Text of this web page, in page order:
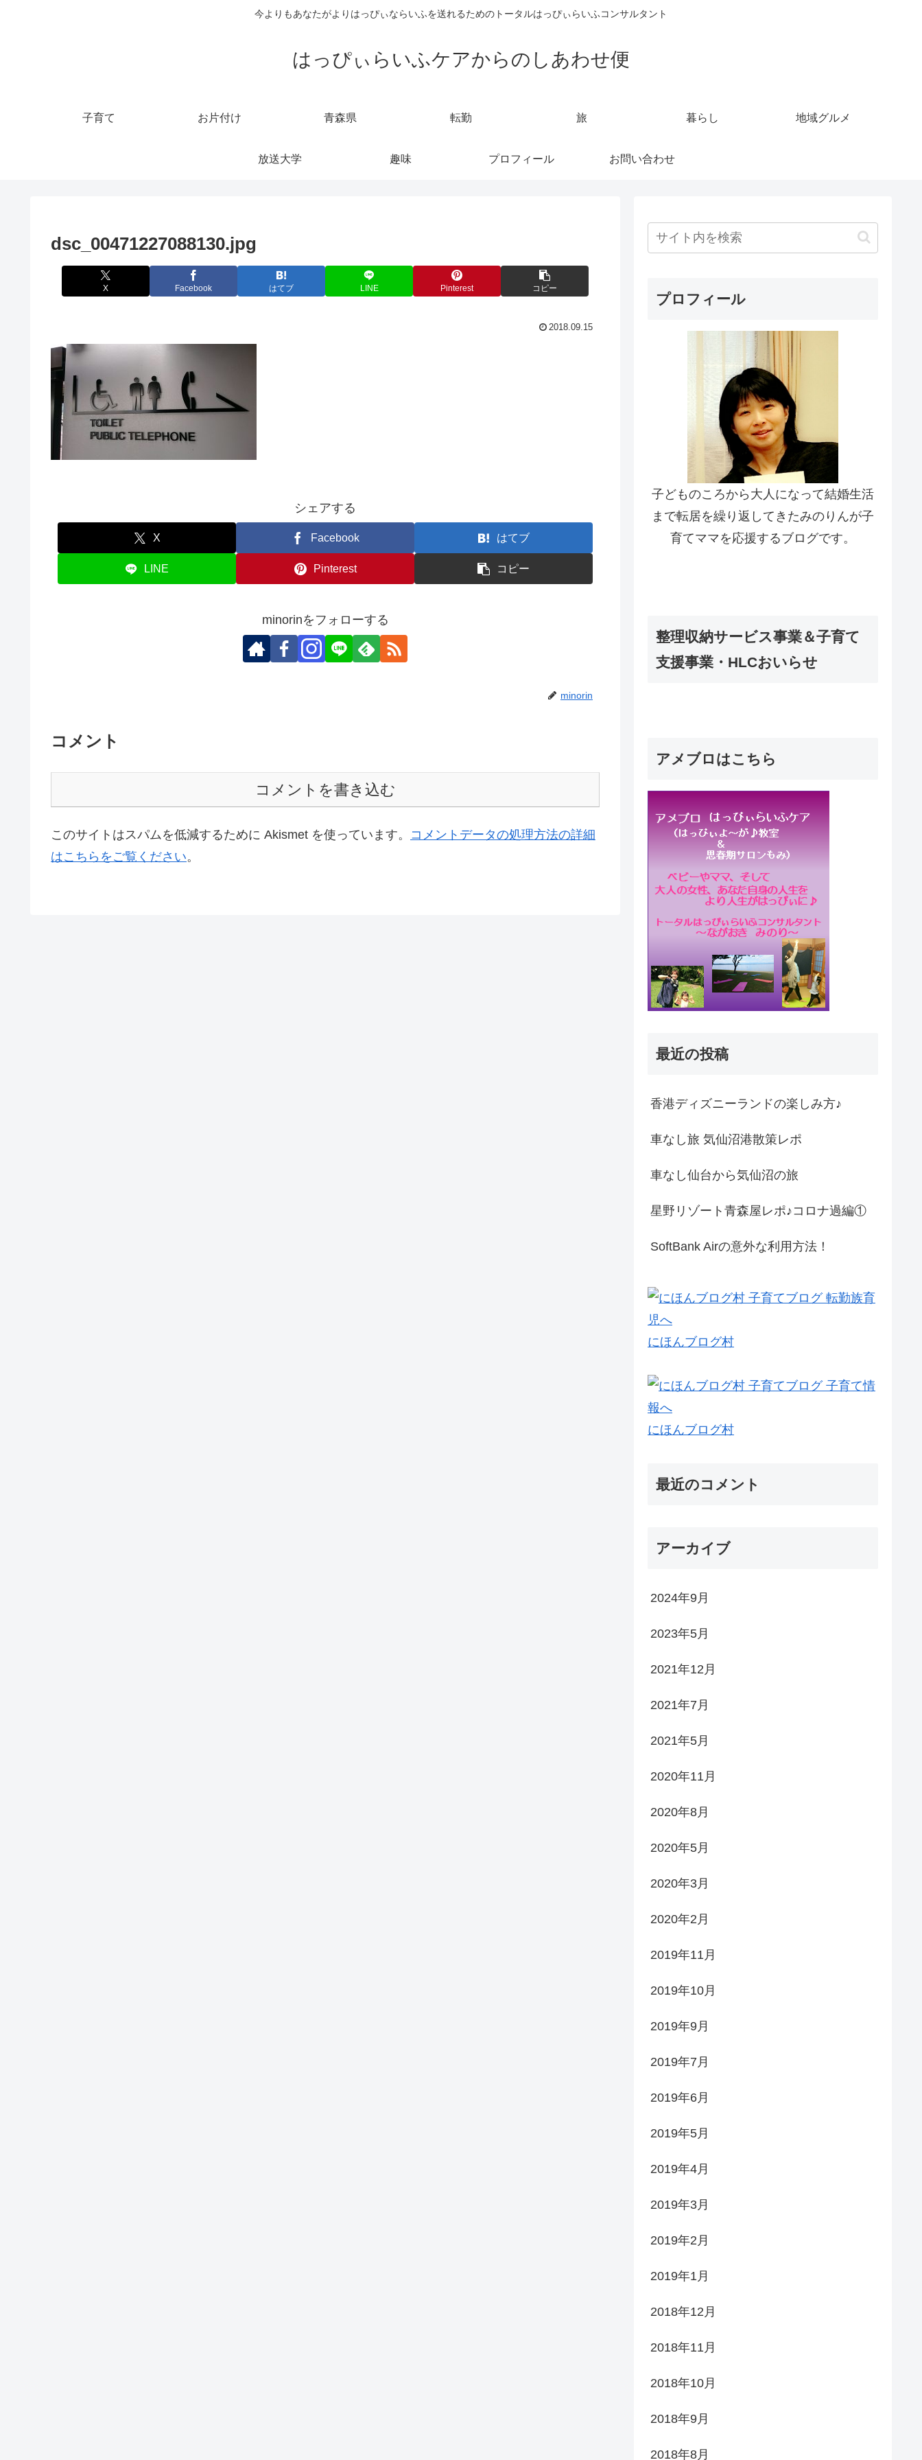
今よりもあなたがよりはっぴぃならいふを送れるためのトータルはっぴぃらいふコンサルタント
はっぴぃらいふケアからのしあわせ便
子育て お片付け 青森県 転勤 旅 暮らし 地域グルメ
放送大学 趣味 プロフィール お問い合わせ
dsc_00471227088130.jpg
X Facebook はてブ LINE Pinterest コピー
2018.09.15
シェアする
X Facebook はてブ
LINE Pinterest コピー
minorinをフォローする
minorin
コメント
コメントを書き込む
このサイトはスパムを低減するために Akismet を使っています。 コメントデータの処理方法の詳細
はこちらをご覧ください。
プロフィール
子どものころから大人になって結婚生活
まで転居を繰り返してきたみのりんが子
育てママを応援するブログです。
整理収納サービス事業＆子育て
支援事業・HLCおいらせ
アメブロはこちら
最近の投稿
香港ディズニーランドの楽しみ方♪
車なし旅 気仙沼港散策レポ
車なし仙台から気仙沼の旅
星野リゾート青森屋レポ♪コロナ過編①
SoftBank Airの意外な利用方法！
にほんブログ村
にほんブログ村
最近のコメント
アーカイブ
2024年9月
2023年5月
2021年12月
2021年7月
2021年5月
2020年11月
2020年8月
2020年5月
2020年3月
2020年2月
2019年11月
2019年10月
2019年9月
2019年7月
2019年6月
2019年5月
2019年4月
2019年3月
2019年2月
2019年1月
2018年12月
2018年11月
2018年10月
2018年9月
2018年8月